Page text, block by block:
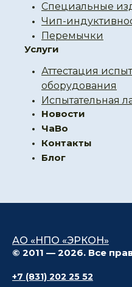
Специальные
Чип-
Перемычки
Услуги
Аттестация
оборудования
Испытательная
Новости
ЧаВо
Контакты
Блог
АО «НПО «ЭРКОН»
© 2011 — 2026. Все
+7 (831) 202 25 52